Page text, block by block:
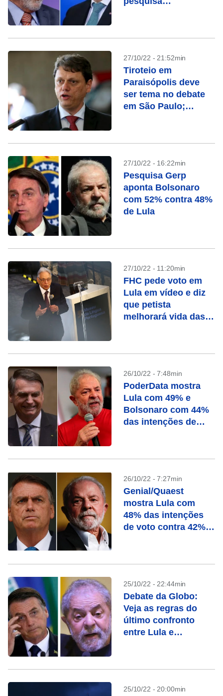
27/10/22 - 21:52min
Tiroteio em
Paraisópolis deve
ser tema no debate
em São Paulo;
27/10/22 - 16:22min
Pesquisa Gerp
aponta Bolsonaro
com 52% contra 48%
de Lula
27/10/22 - 11:20min
FHC pede voto em
Lula em vídeo e diz
que petista
melhorará vida das
26/10/22 - 7:48min
PoderData mostra
Lula com 49% e
Bolsonaro com 44%
das intenções de
26/10/22 - 7:27min
Genial/Quaest
mostra Lula com
48% das intenções
de voto contra 42%
25/10/22 - 22:44min
Debate da Globo:
Veja as regras do
último confronto
entre Lula e
25/10/22 - 20:00min